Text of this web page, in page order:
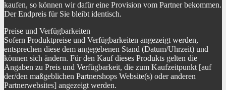
kaufen, so können wir dafür eine Provision vom Partner bekommen.
Der Endpreis für Sie bleibt identisch.
Preise und Verfügbarkeiten
Sofern Produktpreise und Verfügbarkeiten angezeigt werden,
entsprechen diese dem angegebenen Stand (Datum/Uhrzeit) und
können sich ändern. Für den Kauf dieses Produkts gelten die
Angaben zu Preis und Verfügbarkeit, die zum Kaufzeitpunkt [auf
der/den maßgeblichen Partnershops Website(s) oder anderen
Partnerwebsites] angezeigt werden.